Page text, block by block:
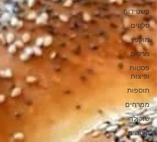
פשטידות
סלטים
מוקפץ
מרקים
פסטות
ופיצות
תוספות
ממרחים
שוקולד
קינוחים